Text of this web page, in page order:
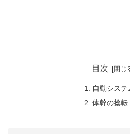
目次
自動システ
体幹の捻転